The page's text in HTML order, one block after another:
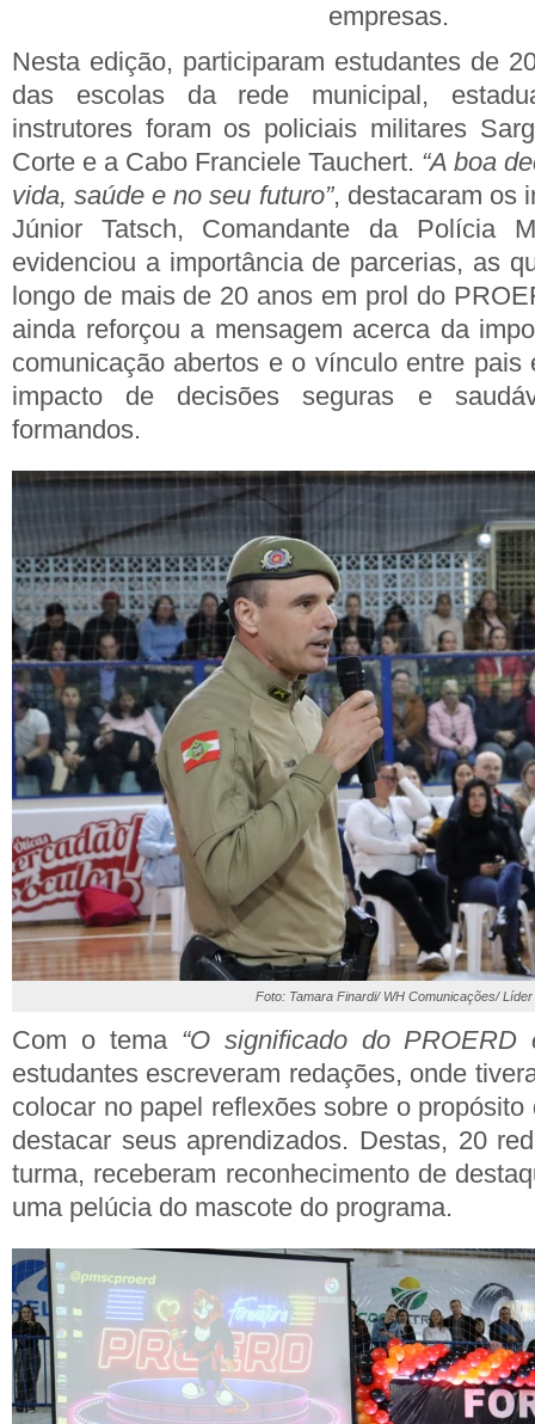
empresas.
Nesta edição, participaram estudantes de
das escolas da rede municipal,
instrutores foram os policiais militares
Corte e a Cabo Franciele Tauchert. “A boa
vida, saúde e no seu futuro”, destacaram os
Júnior Tatsch, Comandante da Polícia
evidenciou a importância de parcerias, as
longo de mais de 20 anos em prol do
ainda reforçou a mensagem acerca da
comunicação abertos e o vínculo entre pais
impacto de decisões seguras e
formandos.
Foto: Tamara Finardi/ WH Comunicações/ Líder
Com o tema “O significado do PROERD
estudantes escreveram redações, onde
colocar no papel reflexões sobre o
destacar seus aprendizados. Destas, 20
turma, receberam reconhecimento de
uma pelúcia do mascote do programa.